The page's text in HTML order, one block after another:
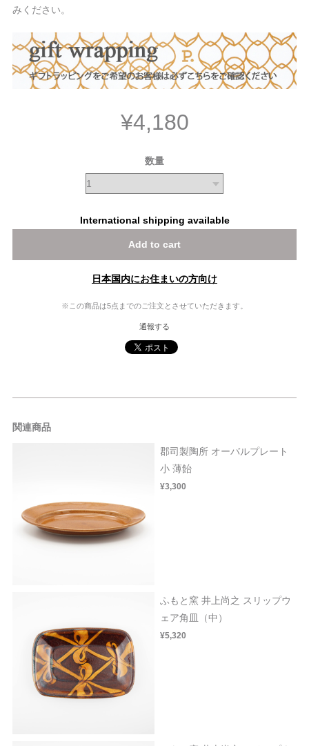
みください。
¥4,180
数量
International shipping available
Add to cart
日本国内にお住まいの方向け
※この商品は5点までのご注文とさせていただきます。
通報する
関連商品
郡司製陶所 オーバルプレート
小 薄飴
¥3,300
ふもと窯 井上尚之 スリップウ
ェア角皿（中）
¥5,320